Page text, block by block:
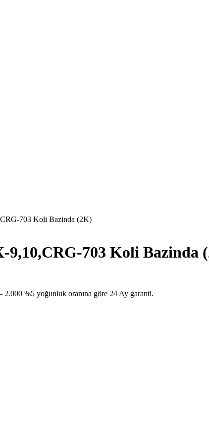
703 Koli Bazinda (2K)
703 Koli Bazinda
%5 yoğunluk oranına göre 24 Ay garanti.